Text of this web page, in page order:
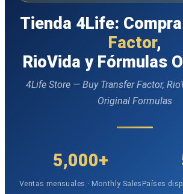
Tienda 4Life: Compra
Factor,
RioVida y Fórmulas
4Life Store — Buy Transfer Factor,
Original Formulas
5,000+
Ventas mensuales · Monthly SalesPaíses